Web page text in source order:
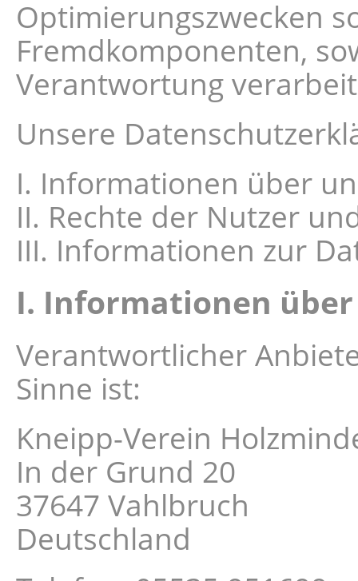
Optimierungszwecken
Fremdkomponenten,
Verantwortung
Unsere
I. Informationen über
II. Rechte der Nutzer
III. Informationen zur
I. Informationen
Verantwortlicher
Sinne ist:
Kneipp-Verein
In der Grund 20
37647 Vahlbruch
Deutschland